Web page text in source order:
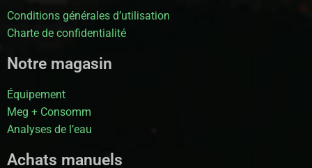
Conditions générales d’utilisation
Charte de confidentialité
Notre magasin
Équipement
Meg + Consomm
Analyses de l’eau
Achats manuels